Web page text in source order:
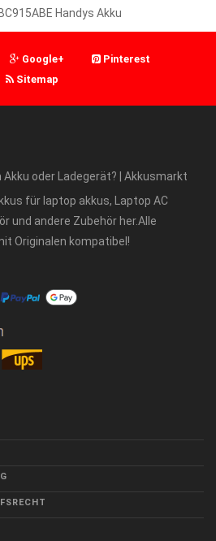
Handys Akku
Google+
Pinterest
Sitemap
oder Ladegerät? | Akkusmarkt
für laptop akkus, Laptop AC
und andere Zubehör her.Alle
Originalen kompatibel!